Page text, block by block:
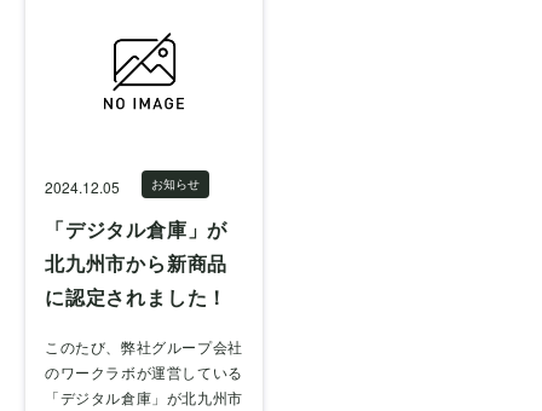
2024.12.05 お知らせ
「デジタル倉庫」が
北九州市から新商品
に認定されました！
このたび、弊社グループ会社
のワークラボが運営している
「デジタル倉庫」が北九州市